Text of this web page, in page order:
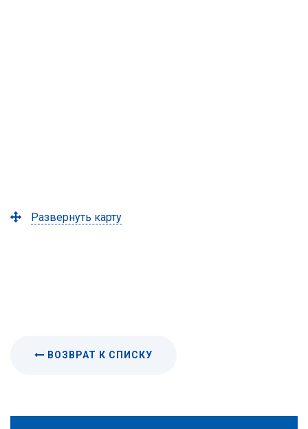
Развернуть карту
ВОЗВРАТ К СПИСКУ